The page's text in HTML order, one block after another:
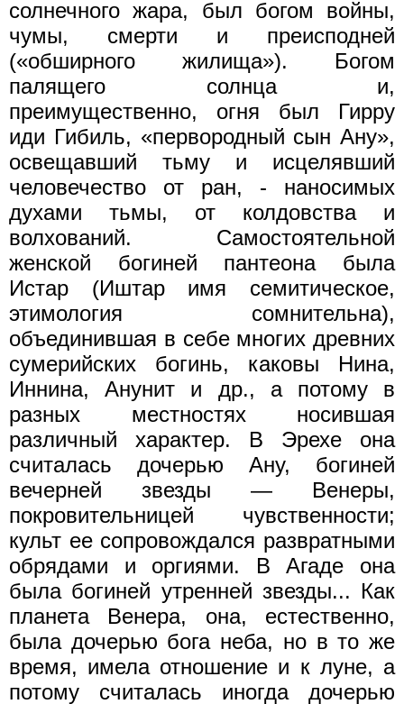
солнечного жара, был богом войны,
чумы, смерти и преисподней
(«обширного жилища»). Богом
палящего солнца и,
преимущественно, огня был Гирру
иди Гибиль, «первородный сын Ану»,
освещавший тьму и исцелявший
человечество от ран, - наносимых
духами тьмы, от колдовства и
волхований. Самостоятельной
женской богиней пaнтеона была
Истар (Иштар имя семитическое,
этимология сомнительна),
объединившая в себе многих древних
сумерийских богинь, каковы Нина,
Иннина, Анунит и др., а потому в
разных местностях носившая
различный характер. В Эрехе она
считалась дочерью Ану, богиней
вечерней звезды — Венеры,
покровительницей чувственности;
культ ее сопровождался развратными
обрядами и оргиями. В Агаде она
была богиней утренней звезды... Как
планета Венера, она, естественно,
была дочерью бога неба, но в то же
время, имела отношение и к луне, а
потому считалась иногда дочерью